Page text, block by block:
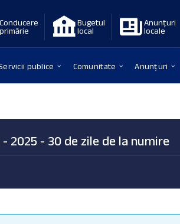
Conducere
primărie
Bugetul
local
Anunțuri
locale
publice Comunitate Anunțuri
2025 - 30 de zile de la numire